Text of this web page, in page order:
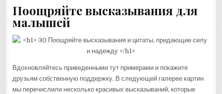
Поощряйте высказывания для
малышей
Вдохновляйтесь приведенными тут примерами и покажите
друзьям собственную поддержку. В следующей галерее картин
мы перечислили несколько красивых высказываний, которые